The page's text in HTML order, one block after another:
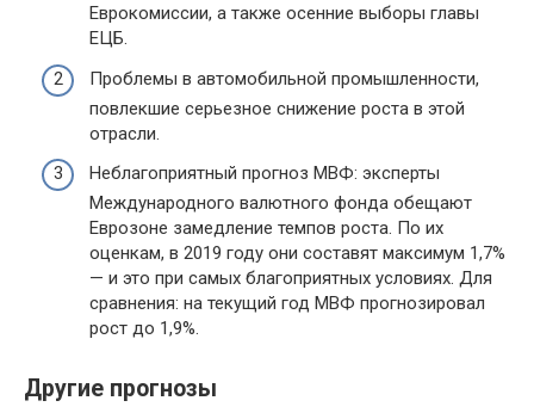
Еврокомиссии, а также осенние выборы главы
ЕЦБ.
Проблемы в автомобильной промышленности,
повлекшие серьезное снижение роста в этой
отрасли.
Неблагоприятный прогноз МВФ: эксперты
Международного валютного фонда обещают
Еврозоне замедление темпов роста. По их
оценкам, в 2019 году они составят максимум 1,7%
— и это при самых благоприятных условиях. Для
сравнения: на текущий год МВФ прогнозировал
рост до 1,9%.
Другие прогнозы